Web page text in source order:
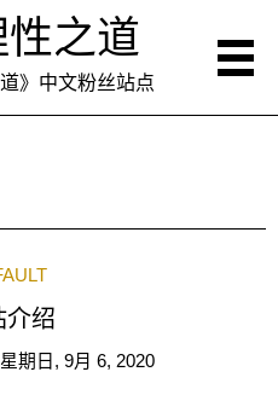
之道
》中文粉丝站点
介绍
星期日, 9月 6, 2020